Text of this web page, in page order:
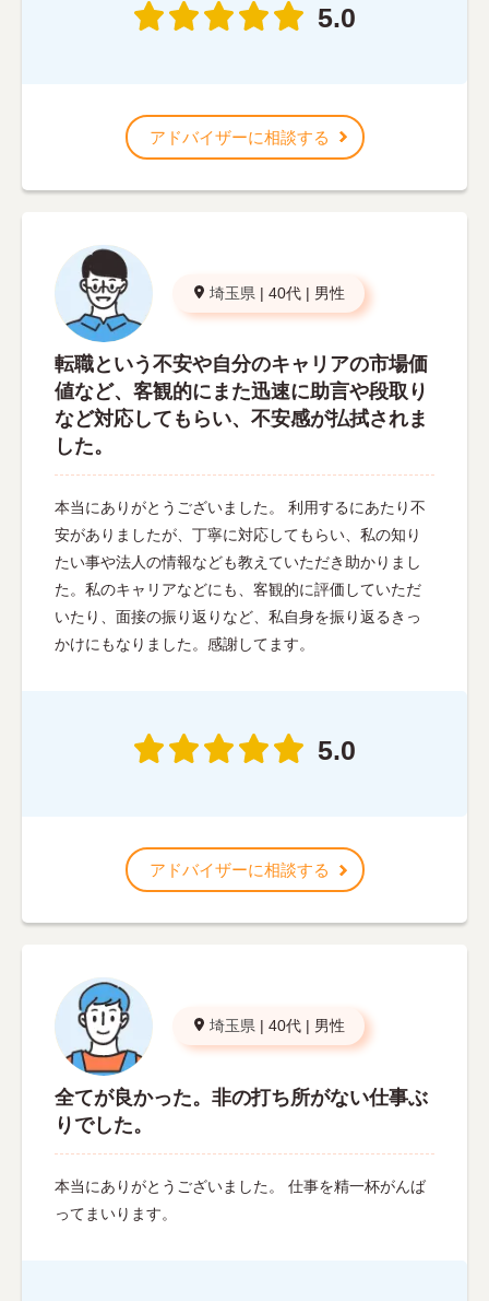
5.0
アドバイザーに相談する
埼玉県 | 40代 | 男性
転職という不安や自分のキャリアの市場価
値など、客観的にまた迅速に助言や段取り
など対応してもらい、不安感が払拭されま
した。
本当にありがとうございました。 利用するにあたり不
安がありましたが、丁寧に対応してもらい、私の知り
たい事や法人の情報なども教えていただき助かりまし
た。私のキャリアなどにも、客観的に評価していただ
いたり、面接の振り返りなど、私自身を振り返るきっ
かけにもなりました。感謝してます。
5.0
アドバイザーに相談する
埼玉県 | 40代 | 男性
全てが良かった。非の打ち所がない仕事ぶ
りでした。
本当にありがとうございました。 仕事を精一杯がんば
ってまいります。